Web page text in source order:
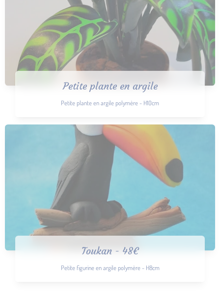
Petite plante en argile
Petite plante en argile polymère - H10cm
Toukan - 48€
Petite figurine en argile polymère - H8cm